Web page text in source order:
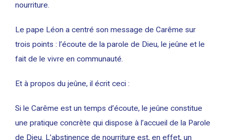
nourriture.
Le pape Léon a centré son message de Carême sur
trois points : l’écoute de la parole de Dieu, le jeûne et le
fait de le vivre en communauté.
Et à propos du jeûne, il écrit ceci :
Si le Carême est un temps d’écoute, le jeûne constitue
une pratique concrète qui dispose à l’accueil de la Parole
de Dieu. L’abstinence de nourriture est, en effet, un